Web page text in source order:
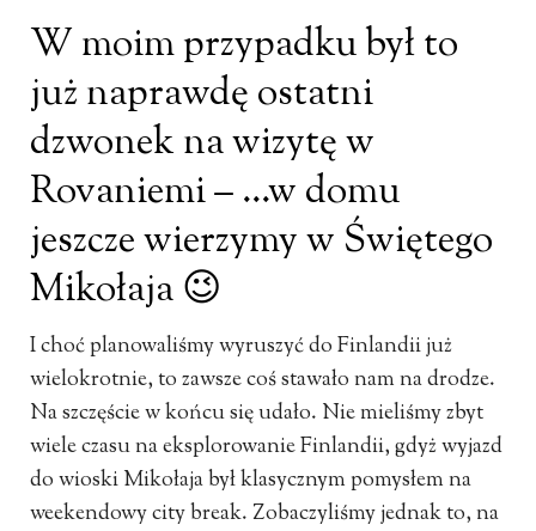
W moim przypadku był to
już naprawdę ostatni
dzwonek na wizytę w
Rovaniemi – …w domu
jeszcze wierzymy w Świętego
Mikołaja 😉
I choć planowaliśmy wyruszyć do Finlandii już
wielokrotnie, to zawsze coś stawało nam na drodze.
Na szczęście w końcu się udało. Nie mieliśmy zbyt
wiele czasu na eksplorowanie Finlandii, gdyż wyjazd
do wioski Mikołaja był klasycznym pomysłem na
weekendowy city break. Zobaczyliśmy jednak to, na